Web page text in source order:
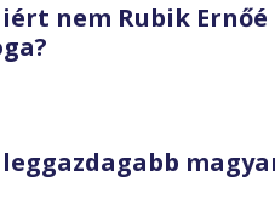
nem Rubik